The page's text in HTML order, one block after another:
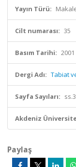
Yayın Türü:
Cilt numarası: 35
Basım Tarihi: 2001
Dergi Adı: Tabiat
Sayfa Sayıları:
Akdeniz
Paylaş